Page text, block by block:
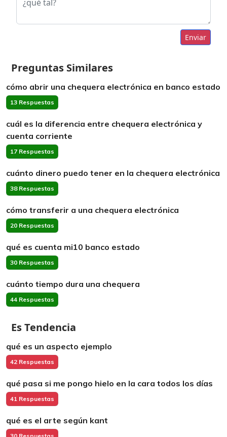
Enviar
Preguntas Similares
cómo abrir una chequera electrónica en banco estado
13 Respuestas
cuál es la diferencia entre chequera electrónica y
cuenta corriente
17 Respuestas
cuánto dinero puedo tener en la chequera electrónica
38 Respuestas
cómo transferir a una chequera electrónica
20 Respuestas
qué es cuenta mi10 banco estado
30 Respuestas
cuánto tiempo dura una chequera
44 Respuestas
Es Tendencia
qué es un aspecto ejemplo
42 Respuestas
qué pasa si me pongo hielo en la cara todos los días
41 Respuestas
qué es el arte según kant